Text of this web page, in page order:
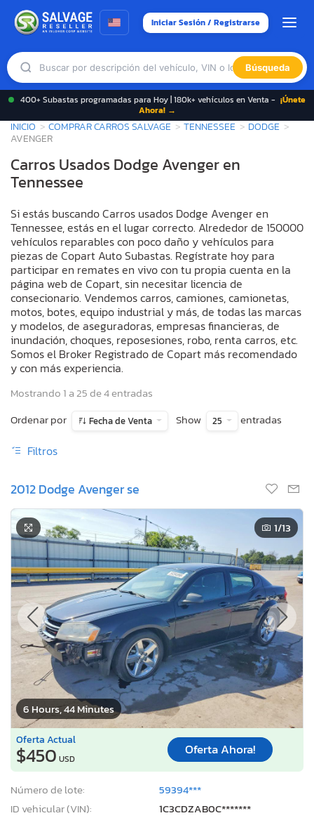
Iniciar Sesión / Registrarse
Búsqueda
400+ Subastas programadas para Hoy | 180k+ vehículos en Venta - ¡Únete
Ahora! →
INICIO COMPRAR CARROS SALVAGE TENNESSEE
DODGE
AVENGER
Carros Usados Dodge Avenger en
Tennessee
Si estás buscando Carros usados Dodge Avenger en
Tennessee, estás en el lugar correcto. Alrededor de 150000
vehículos reparables con poco daño y vehículos para
piezas de Copart Auto Subastas. Regístrate hoy para
participar en remates en vivo con tu propia cuenta en la
página web de Copart, sin necesitar licencia de
consecionario. Vendemos carros, camiones, camionetas,
motos, botes, equipo industrial y más, de todas las marcas
y modelos, de aseguradoras, empresas financieras, de
inundación, choques, reposesiones, robo, renta carros, etc.
Somos el Broker Registrado de Copart más recomendado
y con más experiencia.
Mostrando 1 a 25 de 4 entradas
Ordenar por
Fecha de Venta Show 25 entradas
Filtros
2012 Dodge Avenger se
6 Hours, 44 Minutes
1/13
Oferta Actual
$450 USD
Oferta Ahora!
Número de lote:
59394***
ID vehicular (VIN):
1C3CDZAB0C*******